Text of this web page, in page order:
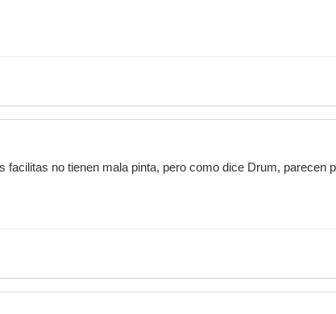
facilitas no tienen mala pinta, pero como dice Drum, parecen